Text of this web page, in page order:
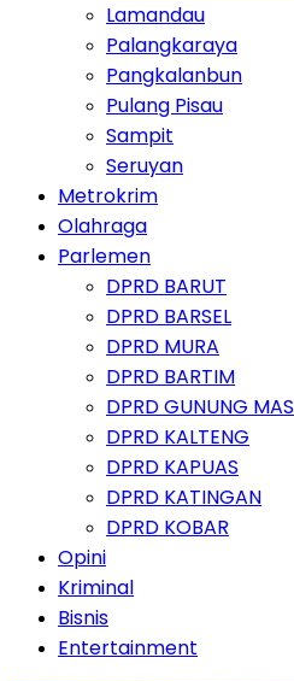
Lamandau
Palangkaraya
Pangkalanbun
Pulang Pisau
Sampit
Seruyan
Metrokrim
Olahraga
Parlemen
DPRD BARUT
DPRD BARSEL
DPRD MURA
DPRD BARTIM
DPRD GUNUNG MAS
DPRD KALTENG
DPRD KAPUAS
DPRD KATINGAN
DPRD KOBAR
Opini
Kriminal
Bisnis
Entertainment